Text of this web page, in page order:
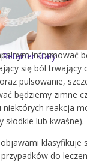
zwiększa
zaczyna uciskać
silne bodźce
informować
się ból trwający
pulsowanie,
będziemy zimne
niektórych reakcja
słodkie lub kwaśne).
klasyfikuje
do
Retainer stały